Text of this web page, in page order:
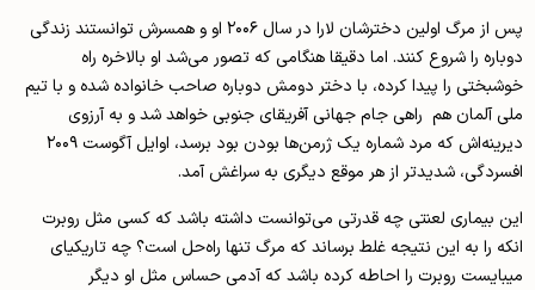
پس از مرگ اولین دخترشان لارا در سال ۲۰۰۶ او و همسرش توانستند زندگی
دوباره را شروع کنند. اما دقیقا هنگامی که تصور می‌شد او بالاخره راه
خوشبختی را پیدا کرده، با دختر دومش دوباره صاحب خانواده شده و با تیم
ملی آلمان هم راهی جام جهانی آفریقای جنوبی خواهد شد و به آرزوی
دیرینه‌اش که مرد شماره یک ژرمن‌ها بودن بود برسد، اوایل آگوست ۲۰۰۹
افسردگی، شدیدتر از هر موقع دیگری به سراغش آمد.
این بیماری لعنتی چه قدرتی می‌توانست داشته باشد که کسی مثل روبرت
انکه را به این نتیجه غلط برساند که مرگ تنها راه‌حل است؟ چه تاریکی­ای
میبایست روبرت را احاطه کرده باشد که آدمی حساس مثل او دیگر